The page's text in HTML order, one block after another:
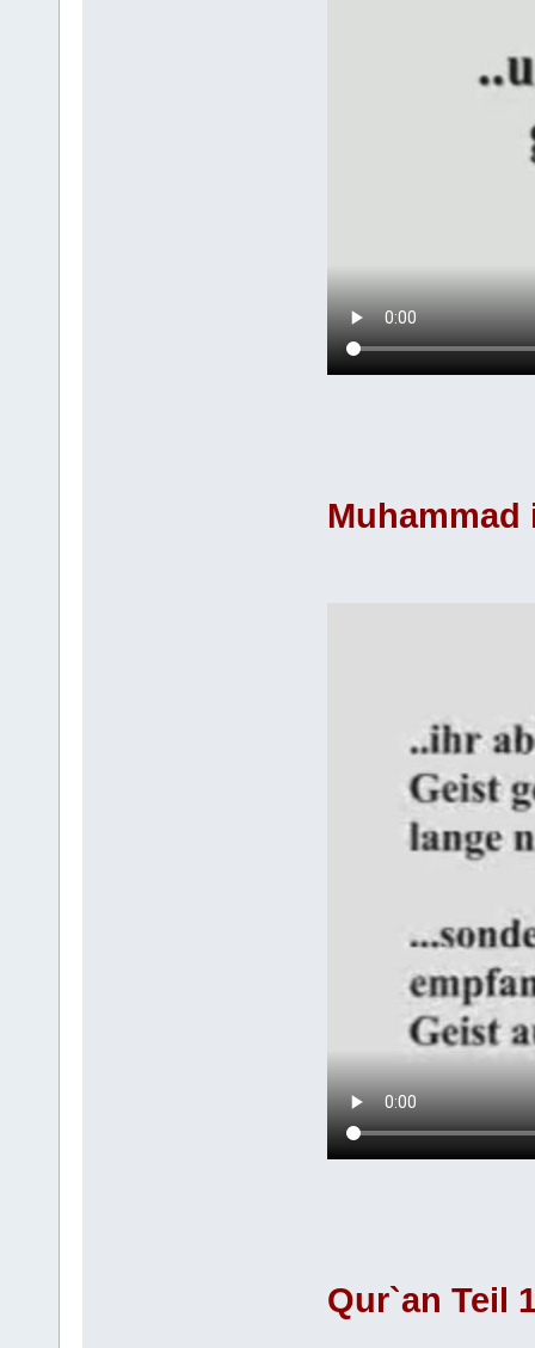
Muhammad
Qur`an Teil